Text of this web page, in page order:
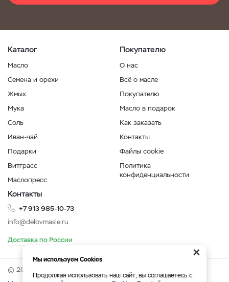
Каталог
Масло
Семена и орехи
Жмых
Мука
Соль
Иван-чай
Подарки
Витграсс
Маслопресс
Покупателю
О нас
Всё о масле
Покупателю
Масло в подарок
Как заказать
Контакты
Файлы cookie
Политика
конфиденциальности
Контакты
+7 913 985-10-73
info@delovmasle.ru
Доставка по России
© 2026 Интернет-магазин "Дело в масле".
×
Мы используем Cookies
Продолжая использовать наш сайт, вы соглашаетесь с